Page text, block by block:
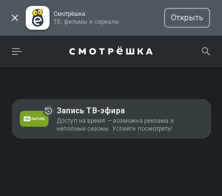
Смотрёшка
ТВ, фильмы и сериалы
Открыть
Запись ТВ-эфира
Доступ на время — возможна реклама и
неполные сезоны. Успейте посмотреть!